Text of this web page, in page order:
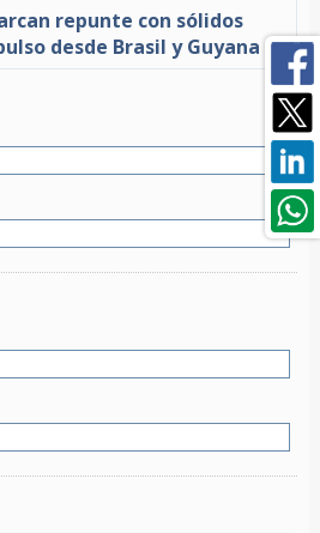
repunte con sólidos
desde Brasil y Guyana